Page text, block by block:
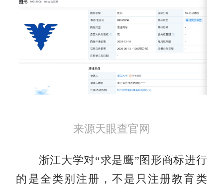
来源天眼查官网
浙江大学对“求是鹰”图形商标进行
的是全类别注册，不是只注册教育类